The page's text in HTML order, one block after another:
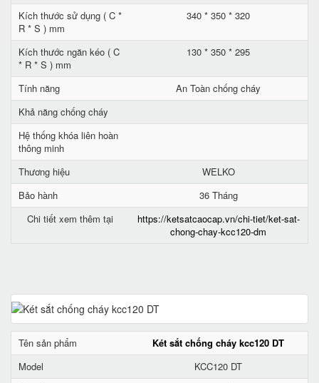
Kích thước sử dụng ( C *
R * S ) mm
340 * 350 * 320
Kích thước ngăn kéo ( C
* R * S ) mm
130 * 350 * 295
Tính năng
An Toàn chống cháy
Khả năng chống cháy
Hệ thống khóa liên hoàn
thông minh
Thương hiệu
WELKO
Bảo hành
36 Tháng
Chi tiết xem thêm tại
https://ketsatcaocap.vn/chi-tiet/ket-sat-
chong-chay-kcc120-dm
Tên sản phẩm
Két sắt chống cháy kcc120 DT
Model
KCC120 DT